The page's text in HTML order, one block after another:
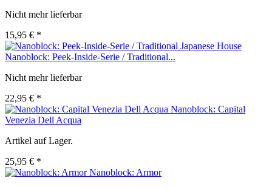
Nicht mehr lieferbar
15,95 € *
Nanoblock: Peek-Inside-Serie / Traditional...
Nicht mehr lieferbar
22,95 € *
Nanoblock: Capital
Venezia Dell Acqua
Artikel auf Lager.
25,95 € *
Nanoblock: Armor